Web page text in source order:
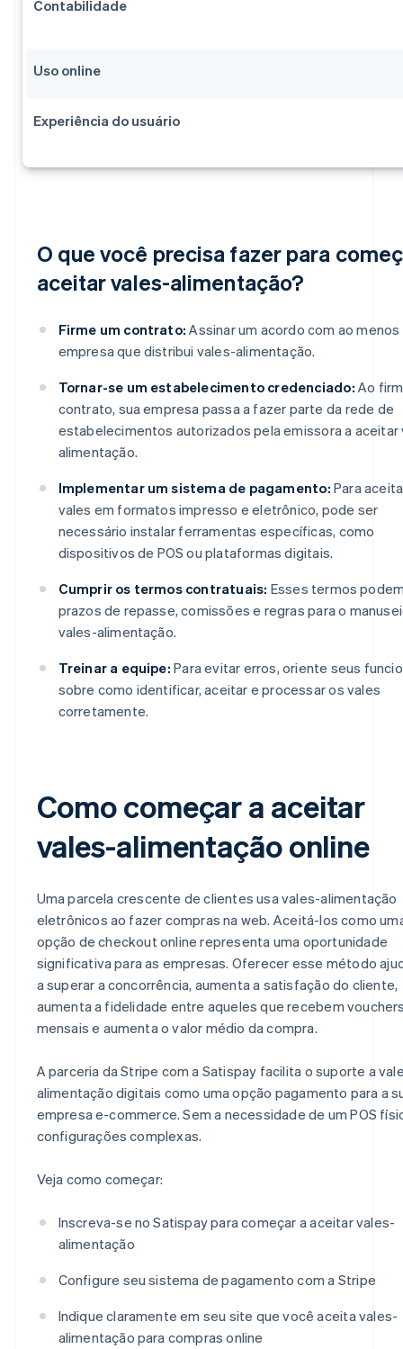
Contabilidade
Uso online
Experiência do usuário
O que você precisa fazer para
aceitar vales-alimentação?
Firme um contrato: Assinar um acordo com ao menos
empresa que distribui vales-alimentação.
Tornar-se um estabelecimento credenciado: Ao
contrato, sua empresa passa a fazer parte da rede de
estabelecimentos autorizados pela emissora a aceitar
alimentação.
Implementar um sistema de pagamento: Para
vales em formatos impresso e eletrônico, pode ser
necessário instalar ferramentas específicas, como
dispositivos de POS ou plataformas digitais.
Cumprir os termos contratuais: Esses termos
prazos de repasse, comissões e regras para o
vales-alimentação.
Treinar a equipe: Para evitar erros, oriente seus
sobre como identificar, aceitar e processar os vales
corretamente.
Como começar a aceitar
vales-alimentação online
Uma parcela crescente de clientes usa vales-alimentação
eletrônicos ao fazer compras na web. Aceitá-los como
opção de checkout online representa uma oportunidade
significativa para as empresas. Oferecer esse método
a superar a concorrência, aumenta a satisfação do cliente,
aumenta a fidelidade entre aqueles que recebem
mensais e aumenta o valor médio da compra.
A parceria da Stripe com a Satispay facilita o suporte a
alimentação digitais como uma opção pagamento para a
empresa e-commerce. Sem a necessidade de um POS
configurações complexas.
Veja como começar:
Inscreva-se no Satispay para começar a aceitar vales-
alimentação
Configure seu sistema de pagamento com a Stripe
Indique claramente em seu site que você aceita vales-
alimentação para compras online